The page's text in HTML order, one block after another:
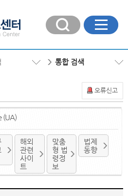
통합 검색
오류신고
(UA)
해외
관련
사이
트
맞춤
형 법
령정
보
법제
동향